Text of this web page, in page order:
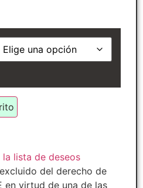
la lista de deseos
del derecho de
en virtud de una de las